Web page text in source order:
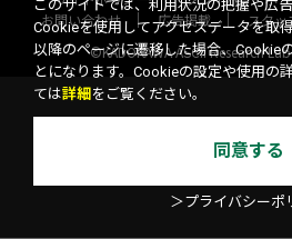
お問い合わせ
広告掲載 スタッ
©KADOKAWA ASCII Research
このサイトでは、利用状況の把握や広
Cookieを使用してアクセスデータを取
以降のページに遷移した場合、Cookie
とになります。Cookieの設定や使用の
ては詳細 をご覧ください。
同意する
＞プライバシーポ